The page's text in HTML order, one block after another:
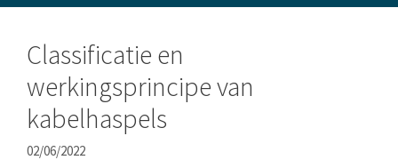
Classificatie en
werkingsprincipe van
kabelhaspels
02/06/2022